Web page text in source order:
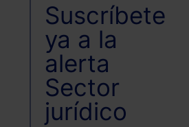
Suscríbete
ya a la
alerta
Sector
jurídico